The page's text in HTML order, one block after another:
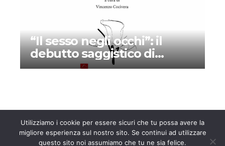
“Il sesso negli occhi”: il
debutto saggistico di
Arianne Guion
Utilizziamo i cookie per essere sicuri che tu possa avere la
migliore esperienza sul nostro sito. Se continui ad utilizzare
questo sito noi assumiamo che tu ne sia felice.